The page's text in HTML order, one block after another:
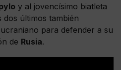
y al jovencísimo biatleta
dos últimos también
ucraniano para defender a su
de Rusia.